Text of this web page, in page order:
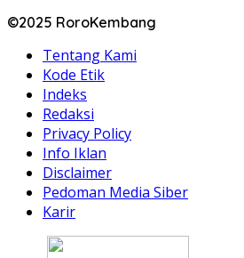
©2025 RoroKembang
Tentang Kami
Kode Etik
Indeks
Redaksi
Privacy Policy
Info Iklan
Disclaimer
Pedoman Media Siber
Karir